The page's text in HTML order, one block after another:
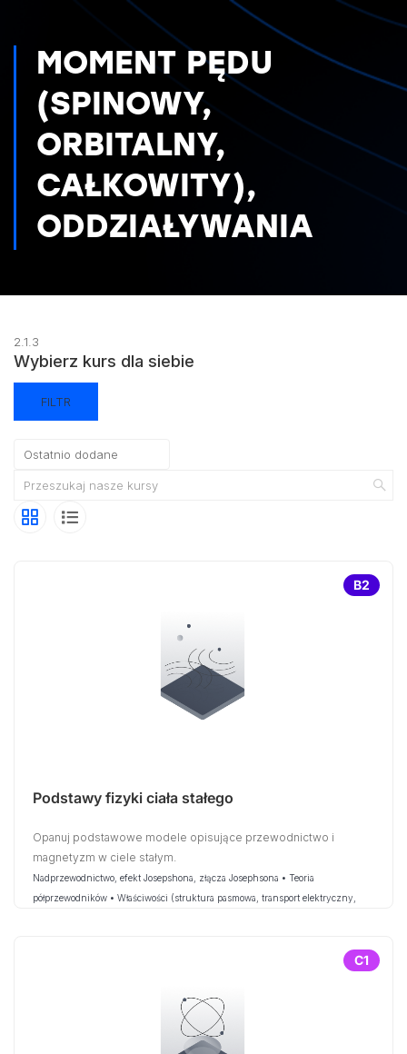
MOMENT PĘDU
(SPINOWY,
ORBITALNY,
CAŁKOWITY),
ODDZIAŁYWANIA
2.1.3
Wybierz kurs dla siebie
FILTR
B2
Podstawy fizyki ciała stałego
Opanuj podstawowe modele opisujące przewodnictwo i
magnetyzm w ciele stałym.
Nadprzewodnictwo, efekt Josepshona, złącza Josephsona • Teoria
półprzewodników • Właściwości (struktura pasmowa, transport elektryczny,
C1